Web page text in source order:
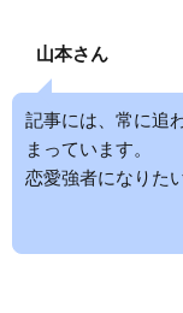
山本さん
記事には、常に追
まっています。
恋愛強者になりた